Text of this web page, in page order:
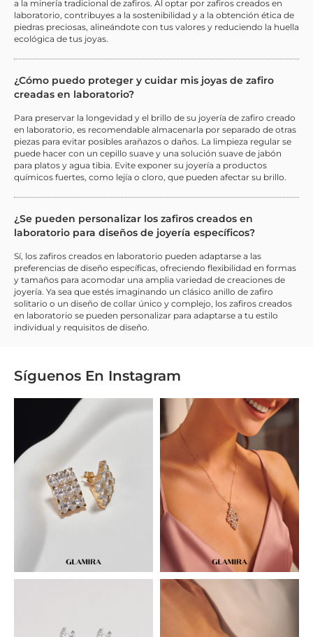
a la minería tradicional de zafiros. Al optar por zafiros creados en
laboratorio, contribuyes a la sostenibilidad y a la obtención ética de
piedras preciosas, alineándote con tus valores y reduciendo la huella
ecológica de tus joyas.
¿Cómo puedo proteger y cuidar mis joyas de zafiro
creadas en laboratorio?
Para preservar la longevidad y el brillo de su joyería de zafiro creado
en laboratorio, es recomendable almacenarla por separado de otras
piezas para evitar posibles arañazos o daños. La limpieza regular se
puede hacer con un cepillo suave y una solución suave de jabón
para platos y agua tibia. Evite exponer su joyería a productos
químicos fuertes, como lejía o cloro, que pueden afectar su brillo.
¿Se pueden personalizar los zafiros creados en
laboratorio para diseños de joyería específicos?
Sí, los zafiros creados en laboratorio pueden adaptarse a las
preferencias de diseño específicas, ofreciendo flexibilidad en formas
y tamaños para acomodar una amplia variedad de creaciones de
joyería. Ya sea que estés imaginando un clásico anillo de zafiro
solitario o un diseño de collar único y complejo, los zafiros creados
en laboratorio se pueden personalizar para adaptarse a tu estilo
individual y requisitos de diseño.
Síguenos En Instagram